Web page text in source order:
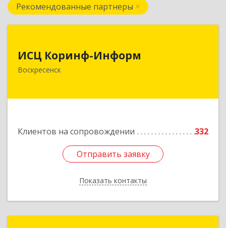
Рекомендованные партнеры
ИСЦ Коринф-Информ
Воскресенск
Клиентов на сопровождении 332
Отправить заявку
Показать контакты
140200, Московская обл, Воскресенский р-н,
Воскресенск г, Железнодорожная ул, дом № 28,
Отправить заявку
Назад